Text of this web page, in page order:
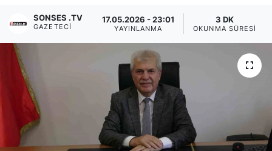
SONSES .TV
GAZETECI
17.05.2026 - 23:01
YAYINLANMA
3 DK
OKUNMA SÜRESI